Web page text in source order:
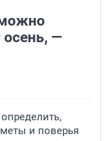
осень, —
и поверья